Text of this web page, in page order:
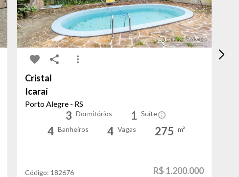
Cristal
Icaraí
Porto Alegre - RS
3 Dormitórios 1 Suíte
4 Banheiros 4 Vagas 275 m²
Código: 182676 R$ 1.200.000